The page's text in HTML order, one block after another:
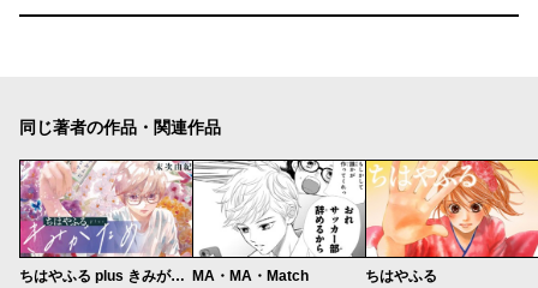
同じ著者の作品・関連作品
ちはやふる plus きみがため MA・MA・Match ちはやふる